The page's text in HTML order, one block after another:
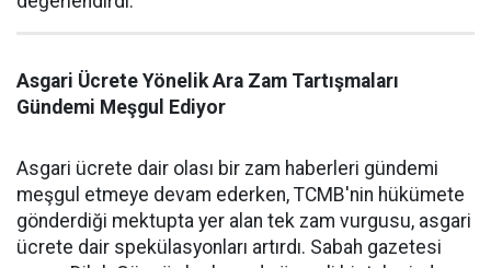
Asgari Ücrete Yönelik Ara Zam Tartışmaları
Gündemi Meşgul Ediyor
Asgari ücrete dair olası bir zam haberleri gündemi
meşgul etmeye devam ederken, TCMB'nin hükümete
gönderdiği mektupta yer alan tek zam vurgusu, asgari
ücrete dair spekülasyonları artırdı. Sabah gazetesi